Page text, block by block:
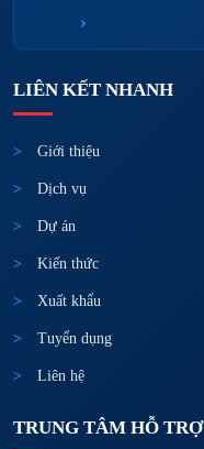
›
LIÊN KẾT NHANH
Giới thiệu
Dịch vụ
Dự án
Kiến thức
Xuất khẩu
Tuyển dụng
Liên hệ
TRUNG TÂM HỖ TRỢ